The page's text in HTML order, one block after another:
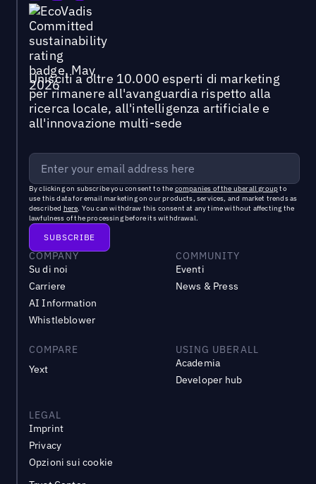
Unisciti a oltre 10.000 esperti di marketing
per rimanere all'avanguardia rispetto alla
ricerca locale, all'intelligenza artificiale e
all'innovazione multi-sede
By clicking on subscribe you consent to the companies of the uberall groupto
use this data for email marketing on our products, services, and market trends as
described here. You can withdraw this consent at any time without affecting the
lawfulness of the processing before its withdrawal.
COMPANY
Su di noi
Carriere
AI Information
Whistleblower
COMMUNITY
Eventi
News & Press
COMPARE
Yext
USING UBERALL
Academia
Developer hub
LEGAL
Imprint
Privacy
Opzioni sui cookie